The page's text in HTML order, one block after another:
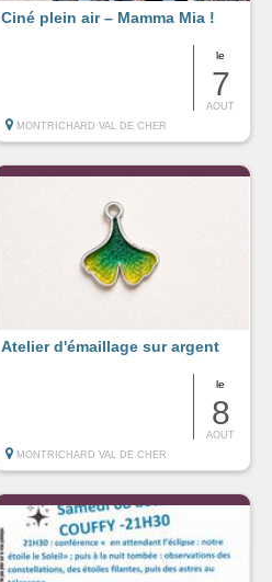
le
7
AOUT
Ciné plein air – Mamma Mia !
MONTRICHARD VAL DE CHER
le
8
AOUT
Atelier d'émaillage sur argent
MONTRICHARD VAL DE CHER